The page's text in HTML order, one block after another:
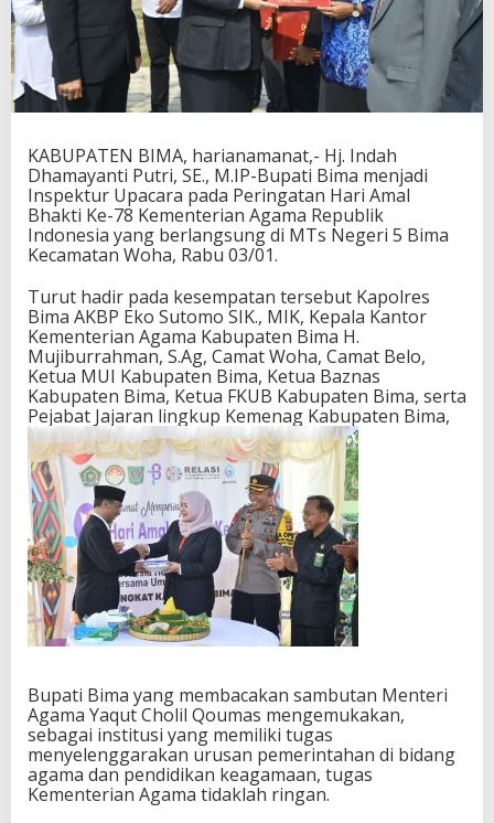
a
S
e
b
a
a
i
P
a
n
g
g
l
a
n
H
a
t
i
KABUPATEN BIMA, harianamanat,- Hj. Indah
Dhamayanti Putri, SE., M.IP-Bupati Bima menjadi
Inspektur Upacara pada Peringatan Hari Amal
Bhakti Ke-78 Kementerian Agama Republik
Indonesia yang berlangsung di MTs Negeri 5 Bima
Kecamatan Woha, Rabu 03/01.
Turut hadir pada kesempatan tersebut Kapolres
Bima AKBP Eko Sutomo SIK., MIK, Kepala Kantor
Kementerian Agama Kabupaten Bima H.
Mujiburrahman, S.Ag, Camat Woha, Camat Belo,
Ketua MUI Kabupaten Bima, Ketua Baznas
Kabupaten Bima, Ketua FKUB Kabupaten Bima, serta
Pejabat Jajaran lingkup Kemenag Kabupaten Bima,
Bupati Bima yang membacakan sambutan Menteri
Agama Yaqut Cholil Qoumas mengemukakan,
sebagai institusi yang memiliki tugas
menyelenggarakan urusan pemerintahan di bidang
agama dan pendidikan keagamaan, tugas
Kementerian Agama tidaklah ringan.